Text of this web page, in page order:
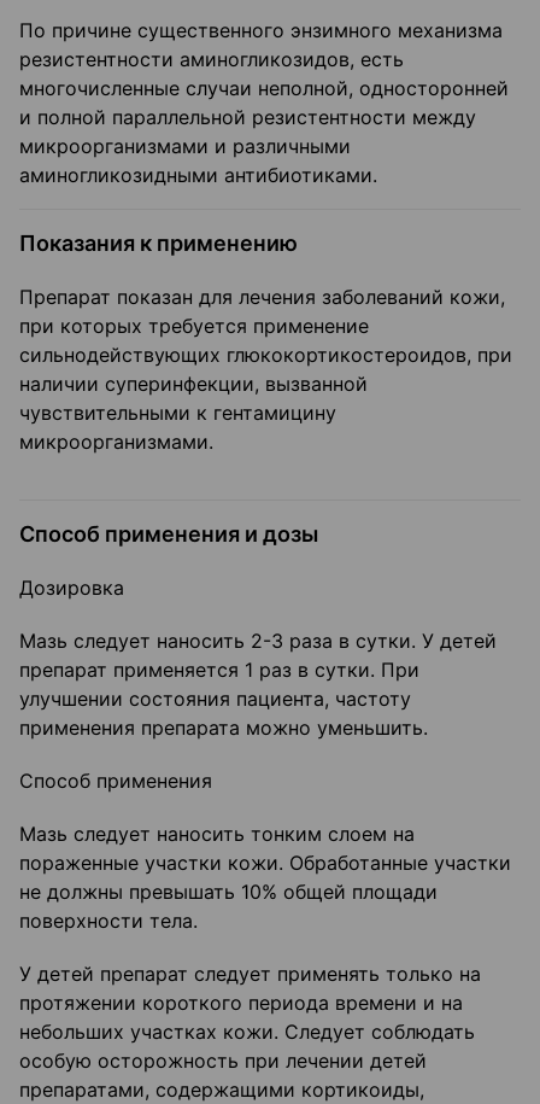
По причине существенного энзимного механизма
резистентности аминогликозидов, есть
многочисленные случаи неполной, односторонней
и полной параллельной резистентности между
микроорганизмами и различными
аминогликозидными антибиотиками.
Показания к применению
Препарат показан для лечения заболеваний кожи,
при которых требуется применение
сильнодействующих глюкокортикостероидов, при
наличии суперинфекции, вызванной
чувствительными к гентамицину
микроорганизмами.
Способ применения и дозы
Дозировка
Мазь следует наносить 2-3 раза в сутки. У детей
препарат применяется 1 раз в сутки. При
улучшении состояния пациента, частоту
применения препарата можно уменьшить.
Способ применения
Мазь следует наносить тонким слоем на
пораженные участки кожи. Обработанные участки
не должны превышать 10% общей площади
поверхности тела.
У детей препарат следует применять только на
протяжении короткого периода времени и на
небольших участках кожи. Следует соблюдать
особую осторожность при лечении детей
препаратами, содержащими кортикоиды,